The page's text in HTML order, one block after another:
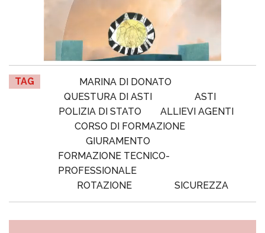
TAG
MARINA DI DONATO
QUESTURA DI ASTI
ASTI
POLIZIA DI STATO
ALLIEVI AGENTI
CORSO DI FORMAZIONE
GIURAMENTO
FORMAZIONE TECNICO-
PROFESSIONALE
ROTAZIONE
SICUREZZA